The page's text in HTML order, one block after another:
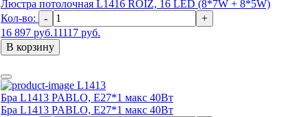
Люстра потолочная L1416 ROIZ, 16 LED (8*7W + 8*5W)
Кол-во:
-
+
16 897 руб.11117 руб.
В корзину
L1413
Бра L1413 PABLO, Е27*1 макс 40Вт
Бра L1413 PABLO, Е27*1 макс 40Вт